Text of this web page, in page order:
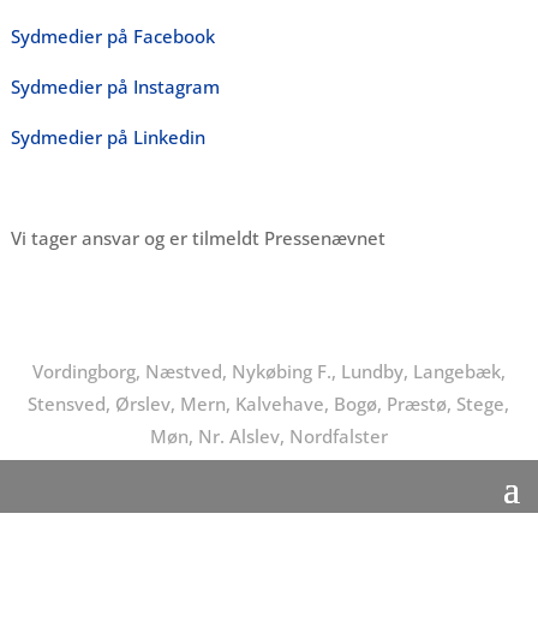
Sydmedier på Facebook
Sydmedier på Instagram
Sydmedier på Linkedin
Vi tager ansvar og er tilmeldt Pressenævnet
Vordingborg, Næstved, Nykøbing F., Lundby, Langebæk,
Stensved, Ørslev, Mern, Kalvehave, Bogø, Præstø, Stege,
Møn, Nr. Alslev, Nordfalster